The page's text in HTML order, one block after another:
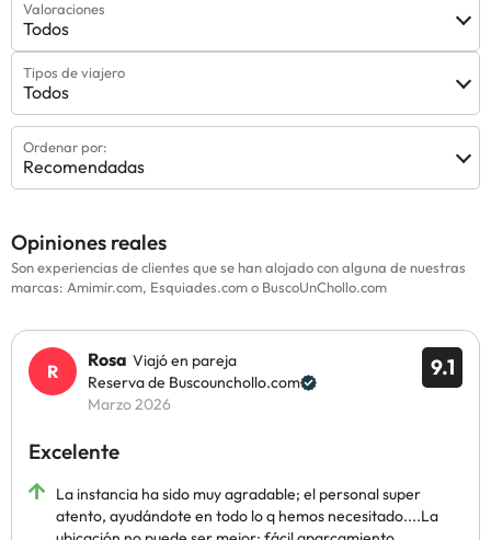
Valoraciones
Todos
Tipos de viajero
Todos
Ordenar por:
Recomendadas
Opiniones reales
Son experiencias de clientes que se han alojado con alguna de nuestras
marcas: Amimir.com, Esquiades.com o BuscoUnChollo.com
9.1
Rosa Viajó en pareja
Reserva de Buscounchollo.com
Marzo 2026
Excelente
La instancia ha sido muy agradable; el personal super
atento, ayudándote en todo lo q hemos necesitado....La